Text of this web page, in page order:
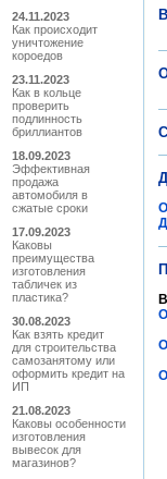
24.11.2023
Как происходит
уничтожение
короедов
23.11.2023
Как в кольце
проверить
подлинность
бриллиантов
18.09.2023
Эффективная
продажа
автомобиля в
сжатые сроки
17.09.2023
Каковы
преимущества
изготовления
табличек из
пластика?
30.08.2023
Как взять кредит
для строительства
самозанятому или
оформить кредит на
ИП
21.08.2023
Каковы особенности
изготовления
вывесок для
магазинов?